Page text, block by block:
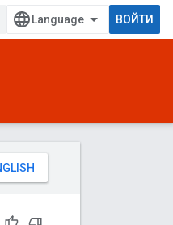
ВОЙТИ